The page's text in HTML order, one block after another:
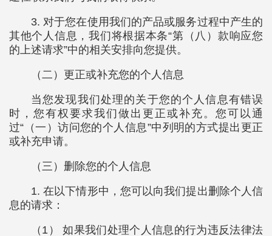
3. 对于您在使用我们的产品或服务过程中产生的
其他个人信息，我们将根据本条“第（八）款响应您
的上述请求”中的相关安排向您提供。
（二）更正或补充您的个人信息
当您发现我们处理的关于您的个人信息有错误
时，您有权要求我们做出更正或补充。您可以通
过“（一）访问您的个人信息”中列明的方式提出更正
或补充申请。
（三）删除您的个人信息
1. 在以下情形中，您可以向我们提出删除个人信
息的请求：
（1） 如果我们处理个人信息的行为违反法律法